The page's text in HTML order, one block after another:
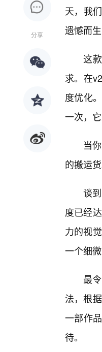
分享
天，我
遗憾而生
这
求。在
度优化
一次，
当
的搬运
谈
度已经
力的视
一个细微
最
法，根
一部作
待。